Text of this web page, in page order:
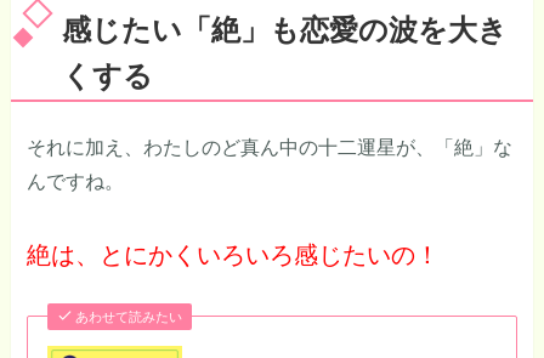
感じたい「絶」も恋愛の波を大き
くする
それに加え、わたしのど真ん中の十二運星が、「絶」な
んですね。
絶は、とにかくいろいろ感じたいの！
あわせて読みたい